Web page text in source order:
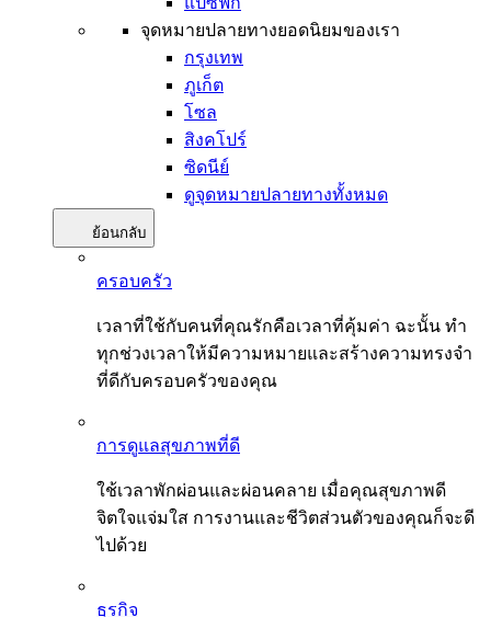
จุดหมายปลายทางยอดนิยมของเรา
กรุงเทพ
ภูเก็ต
โซล
สิงคโปร์
ซิดนีย์
ดูจุดหมายปลายทางทั้งหมด
ย้อนกลับ
ครอบครัว
เวลาที่ใช้กับคนที่คุณรักคือเวลาที่คุ้มค่า ฉะนั้น ทำ
ทุกช่วงเวลาให้มีความหมายและสร้างความทรงจำ
ที่ดีกับครอบครัวของคุณ
การดูแลสุขภาพที่ดี
ใช้เวลาพักผ่อนและผ่อนคลาย เมื่อคุณสุขภาพดี
จิตใจแจ่มใส การงานและชีวิตส่วนตัวของคุณก็จะดี
ไปด้วย
ธุรกิจ